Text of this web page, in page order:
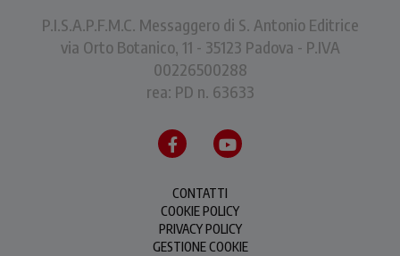
P.I.S.A.P.F.M.C. Messaggero di S. Antonio Editrice
via Orto Botanico, 11 - 35123 Padova - P.IVA
00226500288
rea: PD n. 63633
CONTATTI
COOKIE POLICY
PRIVACY POLICY
GESTIONE COOKIE